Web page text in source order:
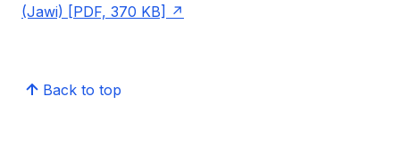
(Jawi) [PDF, 370 KB]
Back to top